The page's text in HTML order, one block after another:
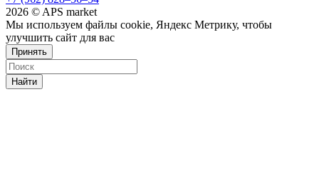
2026 © APS market
Мы используем файлы cookie, Яндекс Метрику, чтобы
улучшить сайт для вас
Принять
Найти